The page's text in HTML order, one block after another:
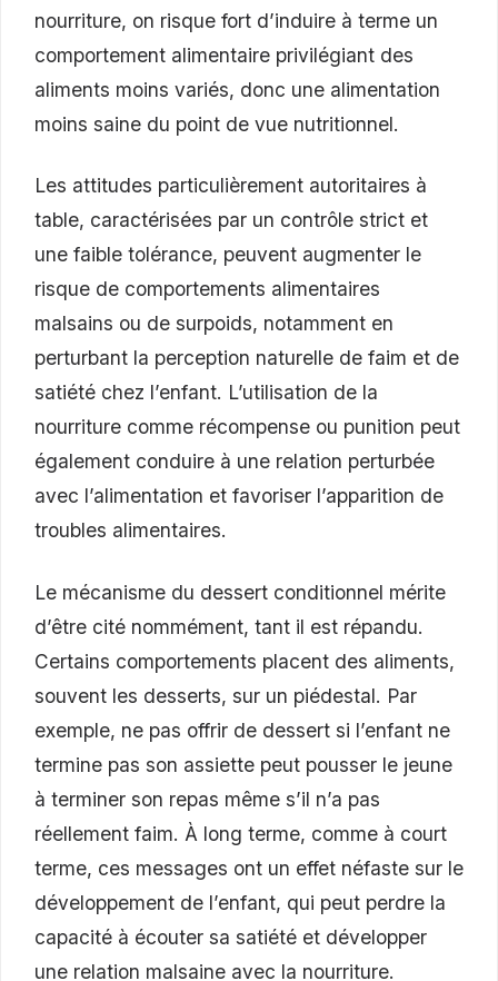
nourriture, on risque fort d’induire à terme un
comportement alimentaire privilégiant des
aliments moins variés, donc une alimentation
moins saine du point de vue nutritionnel.
Les attitudes particulièrement autoritaires à
table, caractérisées par un contrôle strict et
une faible tolérance, peuvent augmenter le
risque de comportements alimentaires
malsains ou de surpoids, notamment en
perturbant la perception naturelle de faim et de
satiété chez l’enfant. L’utilisation de la
nourriture comme récompense ou punition peut
également conduire à une relation perturbée
avec l’alimentation et favoriser l’apparition de
troubles alimentaires.
Le mécanisme du dessert conditionnel mérite
d’être cité nommément, tant il est répandu.
Certains comportements placent des aliments,
souvent les desserts, sur un piédestal. Par
exemple, ne pas offrir de dessert si l’enfant ne
termine pas son assiette peut pousser le jeune
à terminer son repas même s’il n’a pas
réellement faim. À long terme, comme à court
terme, ces messages ont un effet néfaste sur le
développement de l’enfant, qui peut perdre la
capacité à écouter sa satiété et développer
une relation malsaine avec la nourriture.